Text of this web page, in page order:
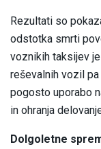
Rezultati so
odstotka smrti
voznikih taksijev
reševalnih vozil
pogosto uporabo
in ohranja
Dolgoletne